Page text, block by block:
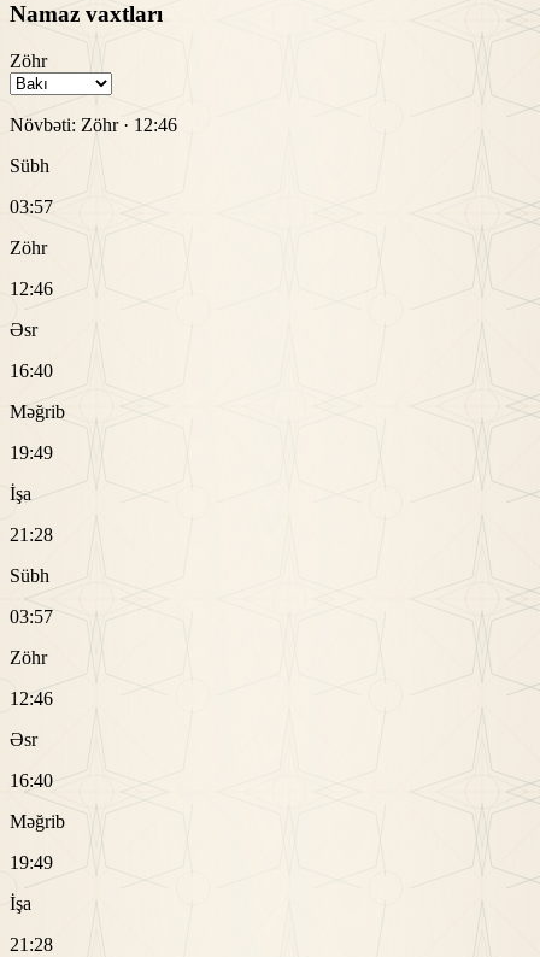
Namaz vaxtları
Zöhr
Növbəti: Zöhr· 12:46
Sübh
03:57
Zöhr
12:46
Əsr
16:40
Məğrib
19:49
İşa
21:28
Sübh
03:57
Zöhr
12:46
Əsr
16:40
Məğrib
19:49
İşa
21:28